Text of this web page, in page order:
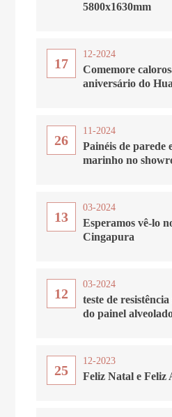
5800x1630mm
17
12-2024
Comemore
aniversário do
26
11-2024
Painéis de parede
marinho no
13
03-2024
Esperamos vê-lo
Cingapura
12
03-2024
teste de
do painel
25
12-2023
Feliz Natal e Feliz